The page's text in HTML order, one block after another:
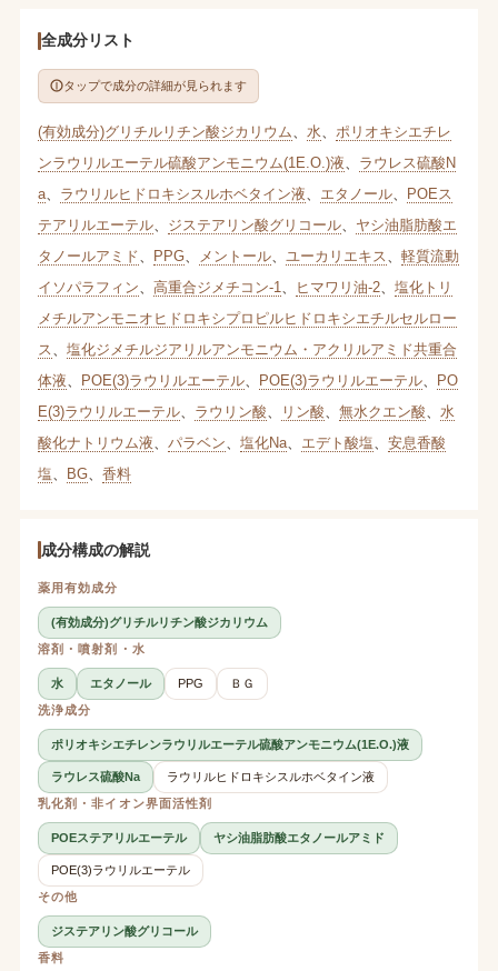
全成分リスト
タップで成分の詳細が見られます
(有効成分)グリチルリチン酸ジカリウム 水
ポリオキシエチレ
ンラウリルエーテル硫酸アンモニウム(1E.O.)液
ラウレス硫酸N
a、 ラウリルヒドロキシスルホベタイン液 エタノール、 POEス
テアリルエーテル、 ジステアリン酸グリコール、 ヤシ油脂肪酸エ
タノールアミド
PPG、 メントール、 ユーカリエキス
軽質流動
イソパラフィン
高重合ジメチコン-1 ヒマワリ油-2、 塩化トリ
メチルアンモニオヒドロキシプロピルヒドロキシエチルセルロー
ス
塩化ジメチルジアリルアンモニウム・アクリルアミド共重合
体液
POE(3)ラウリルエーテル、 POE(3)ラウリルエーテル、 PO
E(3)ラウリルエーテル、 ラウリン酸 リン酸 無水クエン酸
水
酸化ナトリウム液
パラベン 塩化Na、 エデト酸塩
安息香酸
塩
BG、 香料
成分構成の解説
薬用有効成分
(有効成分)グリチルリチン酸ジカリウム
溶剤・噴射剤・水
水 エタノール PPG
ＢＧ
洗浄成分
ポリオキシエチレンラウリルエーテル硫酸アンモニウム(1E.O.)液
ラウレス硫酸Na
ラウリルヒドロキシスルホベタイン液
乳化剤・非イオン界面活性剤
POEステアリルエーテル ヤシ油脂肪酸エタノールアミド
POE(3)ラウリルエーテル
その他
ジステアリン酸グリコール
香料